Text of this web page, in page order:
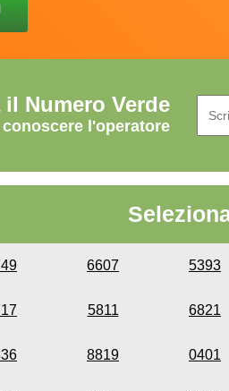
il Numero Verde
conoscere l'operatore
6607 5393
5811 6821
8819 0401